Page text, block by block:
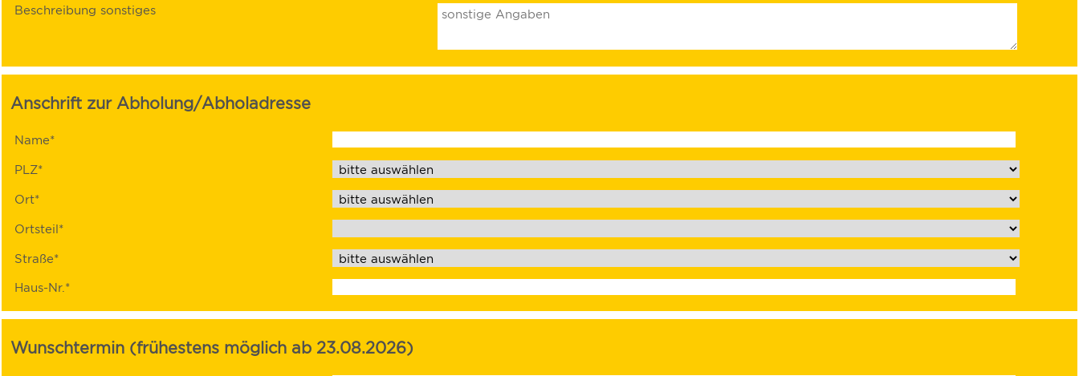
Beschreibung sonstiges
Anschrift zur Abholung/Abholadresse
Name*
PLZ*
Ort*
Ortsteil*
Straße*
Haus-Nr.*
Wunschtermin (frühestens möglich ab 23.08.2026)